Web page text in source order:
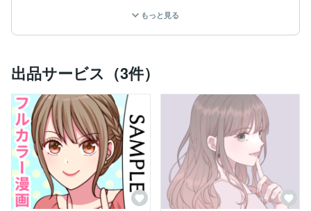
イラスト・ロゴ制作、パッケージデザイン等　株式会社
フェアリュード様、さいおん様
様、くじら整体院様
求人冊子用漫画 合同会社AZ様、
動画用イラスト　公認会計士Takumi様、株式会社pamx
y様、エモーショナルストーリー様
琉球版茨姫ウェブ用漫画　特定非営利活動法人 和の心
様
ウェブ用漫画着色　水谷緑様
その他LP用漫画制作、音声作品イラストや個人受注、
ウェブ広告用の漫画など。
漫画家アシスタント等も経験あり。トーン仕上げ、線
画、着色なども承ります。
もっと見る
出品サービス（3件）